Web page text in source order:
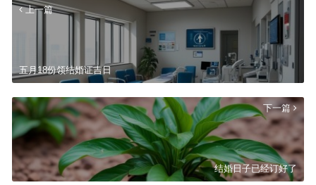
上一篇
五月18份领结婚证吉日
下一篇
结婚日子已经订好了